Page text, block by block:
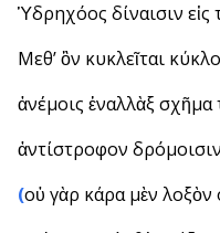
Ὑδρηχόος δίναισιν εἰς
Μεθ’ ὃν κυκλεῖται
ἀνέμοις ἐναλλὰξ σχῆμα
ἀντίστροφον
(οὐ γὰρ κάρα μὲν